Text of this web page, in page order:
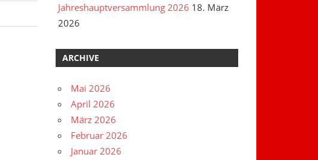
Jahreshauptversammlung 2026 18. März
2026
ARCHIVE
Mai 2026
April 2026
März 2026
Februar 2026
Januar 2026